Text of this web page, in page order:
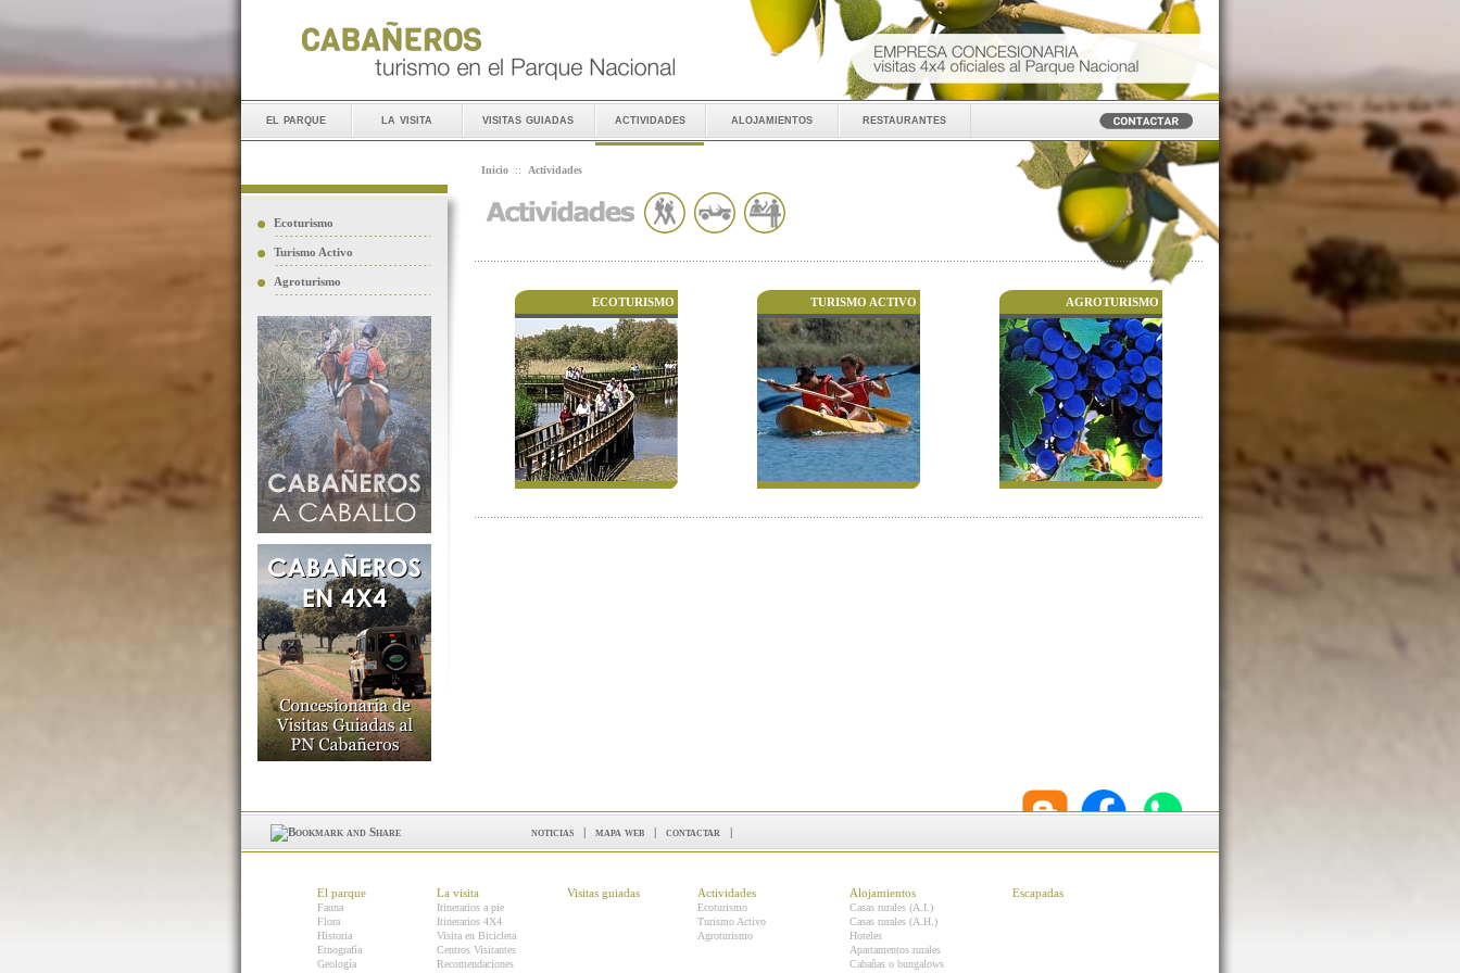
el parque la visita visitas guiadas actividades alojamientos restaurantes
Ecoturismo
Turismo Activo
Agroturismo
Inicio :: Actividades
ECOTURISMO TURISMO ACTIVO AGROTURISMO
noticias | mapa web | contactar |
El parque
Fauna
Flora
Historia
Etnografía
Geología
La visita
Itinerarios a pie
Itinerarios 4X4
Visita en Bicicleta
Centros Visitantes
Recomendaciones
Visitas guiadas Actividades
Ecoturismo
Turismo Activo
Agroturismo
Alojamientos
Casas rurales (A.I.)
Casas rurales (A.H.)
Hoteles
Apartamentos rurales
Cabañas o bungalows
Escapadas